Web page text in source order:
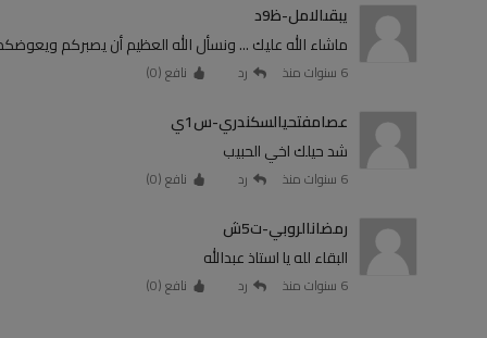
يبقىالامل-ظ9د
ماشاء الله عليك ... ونسأل الله العظيم أن يصبركم
6 سنوات منذ رد نافع (0
)
عصامفتحيالسكندري-س1ي
شد حيلك اخي الحبيب
6 سنوات منذ رد نافع (0
)
رمضانالروبي-ت5ش
البقاء لله يا استاذ عبدالله
6 سنوات منذ رد نافع (0
)